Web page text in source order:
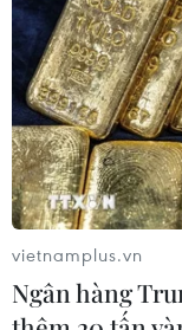
minh chứng
24/04/2020 07:00
Không chỉ chứa
bức thư, những
của một thế hệ
vietnamplus.vn
Ngân hàng